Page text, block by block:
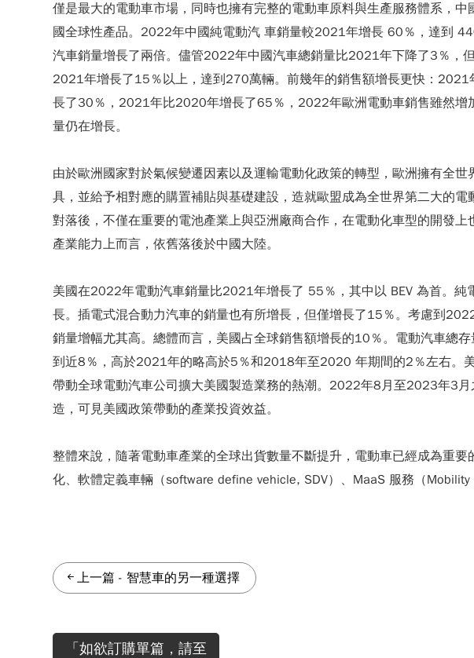
僅是最大的電動車市場，同時也擁有完整的電動車原料與生產服務體系，
國全球性產品。2022年中國純電動汽 車銷量較2021年增長 60％，達到
汽車銷量增長了兩倍。儘管2022年中國汽車總銷量比2021年下降了3％，
2021年增長了15％以上，達到270萬輛。前幾年的銷售額增長更快：
長了30％，2021年比2020年增長了65％，2022年歐洲電動車銷售雖然
量仍在增長。
由於歐洲國家對於氣候變遷因素以及運輸電動化政策的轉型，歐洲擁有全
具，並給予相對應的購置補貼與基礎建設，造就歐盟成為全世界第二大的
對落後，不僅在重要的電池產業上與亞洲廠商合作，在電動化車型的開發
產業能力上而言，依舊落後於中國大陸。
美國在2022年電動汽車銷量比2021年增長了 55％，其中以 BEV 為首。
長。插電式混合動力汽車的銷量也有所增長，但僅增長了15％。考慮到
銷量增幅尤其高。總體而言，美國占全球銷售額增長的10％。電動汽車總
到近8％，高於2021年的略高於5％和2018年至2020 年期間的2％左右。
帶動全球電動汽車公司擴大美國製造業務的熱潮。2022年8月至2023年3
造，可見美國政策帶動的產業投資效益。
整體來說，隨著電動車產業的全球出貨數量不斷提升，電動車已經成為重
化、軟體定義車輛（software define vehicle, SDV）、MaaS 服務（
上一篇 - 智慧車的另一種選擇
「如欲訂購單篇，請至